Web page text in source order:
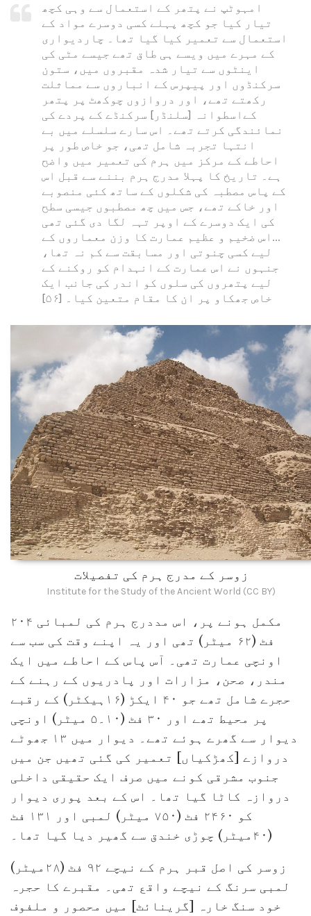
امہوٹپ نے پتھر کے استعمال سے وہی کچھ
تیار کیا جو کچھ پہلے کسی دوسرے مواد کے
استعمال سے تعمیر کیا گیا تھا۔ چاردیواری
کے مہرے میں ویسے ہی طاق تھے جیسے مٹی کی
اینٹوں سے تیار شدہ مقبروں میں، ستون
سرکنڈوں اور پیپرس کے انباروں سے مماثلت
رکھتے تھے، اور دروازوں چوکھٹ پر پتھر
کےاسطوانہ [سلنڈر] سرکنڈے کے پردے کی
نمائندگی کرتے تھے۔ اس سارے سلسلے میں بے
انتہا تجربہ شامل تھی، جو خاص طور پر
احاطے کے مرکز میں ہرم کی تعمیر میں واضح
ہے۔ تاریخ کا پہلا مدرج ہرم بننے سے قبل اس
کے پاس مصطبہ کی شکلوں کے ساتھ کئی منصوبے
اور خاکے تھے، جس میں چھ مصطبوں جیسی سطح
کی ایک دوسرے کے اوپر تہہ لگا دی گئی تھی
...اس ضخیم و عظیم عمارت کا وزن معماروں کے
لیے کسی چنوتی اور مسابقت سے کم نہ تھا،
جنہوں نے اس عمارت کے انہدام کو روکنے کے
لیے پتھروں کی سلوں کو اندر کی جانب ایک
خاص جھکاو پر ان کا مقام متعین کیا۔ [۵۶]
زوسر کے مدرج ہرم کی تفصیلات
Institute for the Study of the Ancient World (CC BY)
مکمل ہونے پر، اس مددرج ہرم کی لمبائی ۲۰۴
فٹ (۶۲ میٹر) تھی اور یہ اپنے وقت کی سب سے
اونچی عمارت تھی۔ آس پاس کے احاطے میں ایک
مندر، صحن، مزارات اور پادریوں کے رہنے کے
حجرے شامل تھے جو ۴۰ ایکڑ (۱۶ہیکٹر) کے رقبے
پر محیط تھے اور ۳۰ ​​فٹ (۱۰۔۵ میٹر) اونچی
دیوار سے گھرے ہوئے تھے۔ دیوار میں ۱۳ جھوٹے
دروازے [کھڑکیاں] تعمیر کی گئی تھیں جن میں
جنوب مشرقی کونے میں صرف ایک حقیقی داخلی
دروازہ کاٹا گیا تھا۔ اس کے بعد پوری دیوار
کو ۲۴۶۰ فٹ (۷۵۰ میٹر) لمبی اور ۱۳۱ فٹ
(۴۰میٹر) چوڑی خندق سے گھیر دیا گیا تھا۔
زوسر کی اصل قبر ہرم کے نیچے ۹۲ فٹ (۲۸میٹر)
لمبی سرنگ کے نیچے واقع تھی۔ مقبرے کا حجرہ
خود سنگ خارہ [گرینائٹ] میں محصور و ملفوف